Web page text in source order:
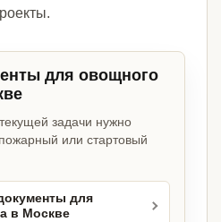
для овощного
задачи нужно
или стартовый
для
в Москве